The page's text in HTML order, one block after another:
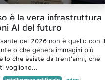
è la vera infrastruttura
AI del futuro
del 2026 non è quello con il
o che genera immagini più
che esiste da trent'anni, che
vogliono...